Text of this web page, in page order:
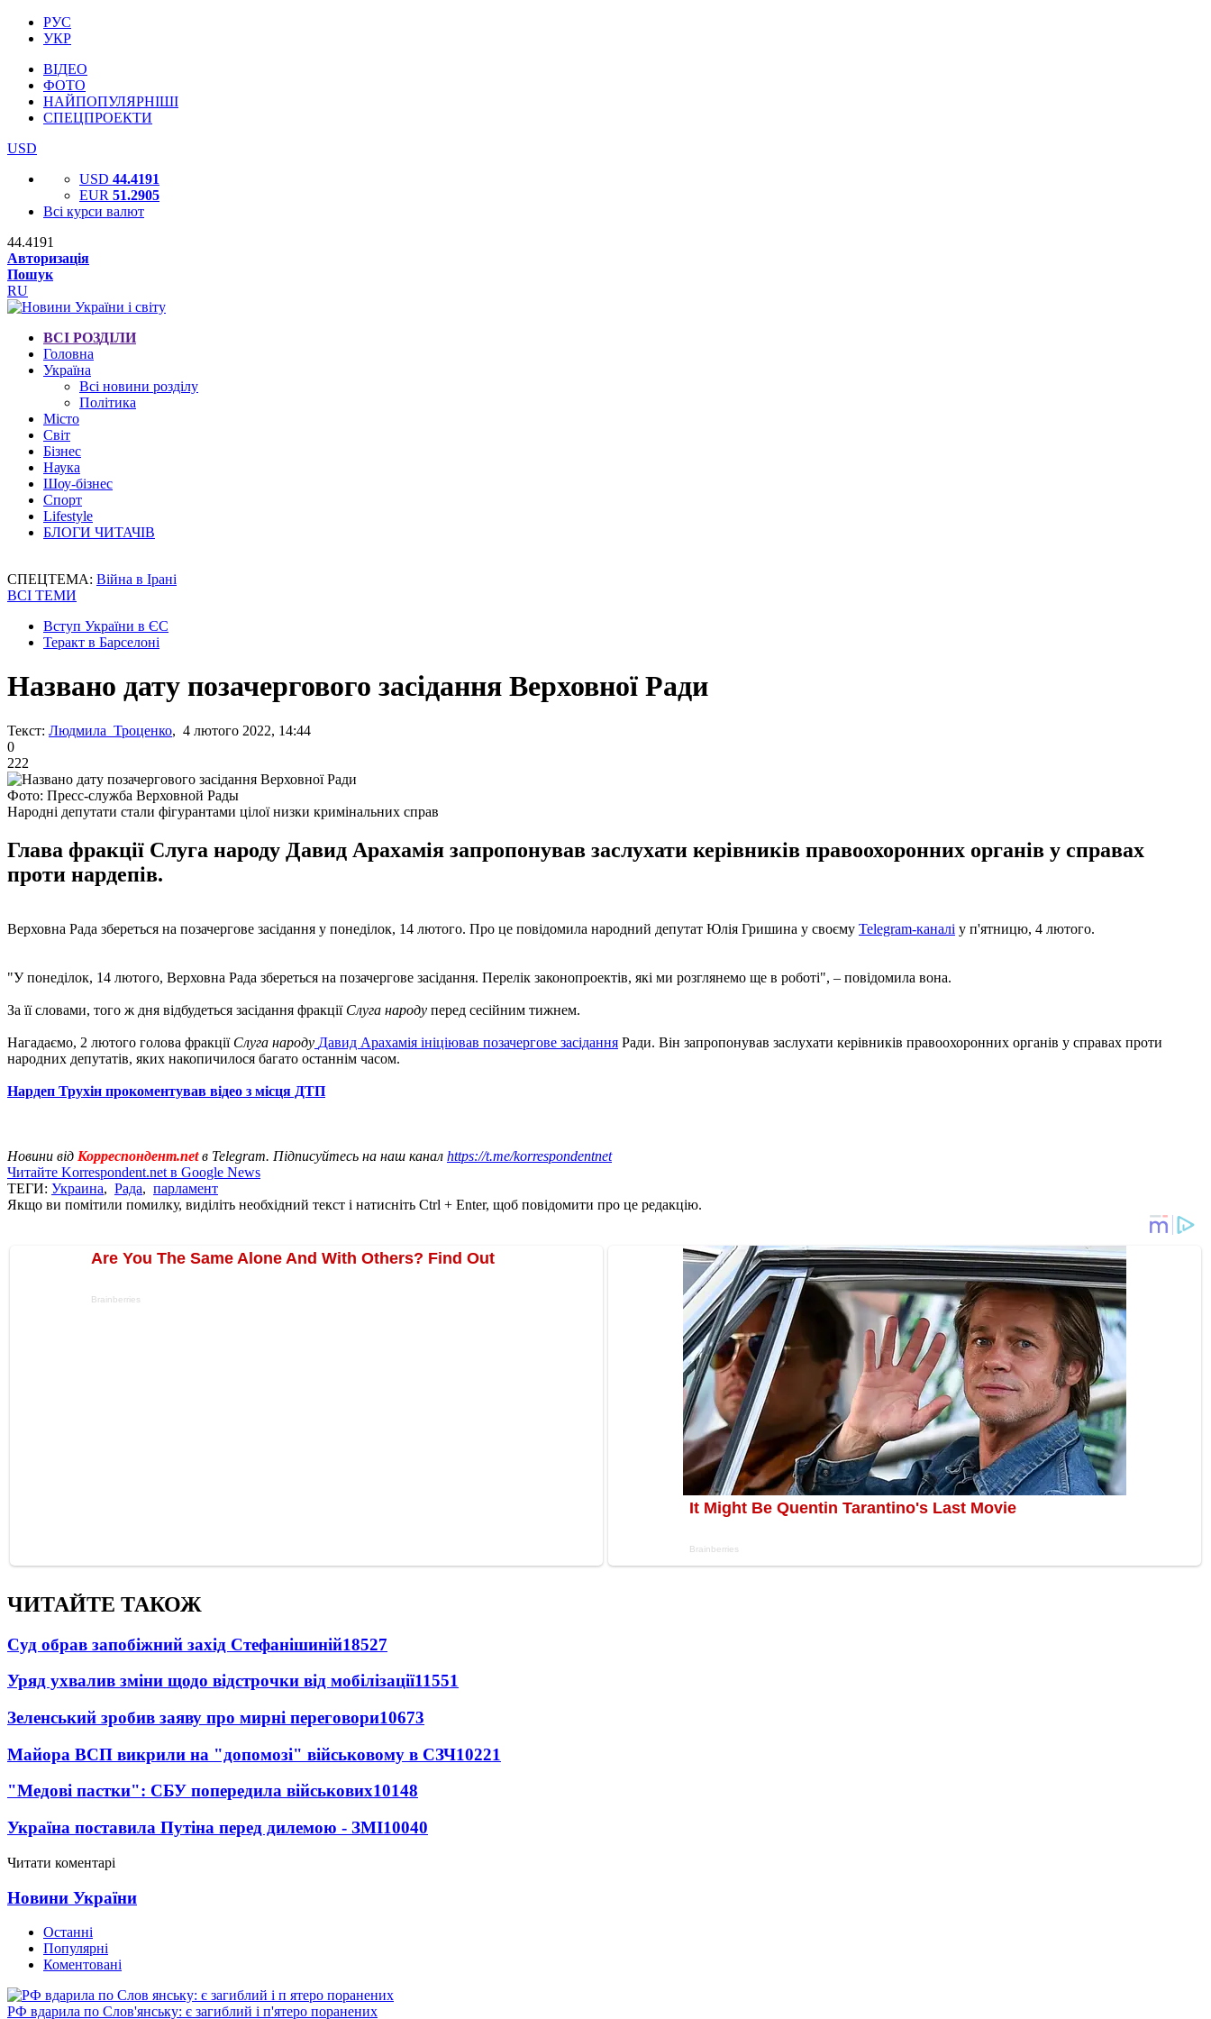
РУС
УКР
ВІДЕО
ФОТО
НАЙПОПУЛЯРНІШІ
СПЕЦПРОЕКТИ
USD
USD 44.4191
EUR 51.2905
Всі курси валют
44.4191
Авторизація
Пошук
RU
ВСІ РОЗДІЛИ
Головна
Україна
Всі новини розділу
Політика
Місто
Світ
Бізнес
Наука
Шоу-бізнес
Спорт
Lifestyle
БЛОГИ ЧИТАЧІВ
СПЕЦТЕМА: Війна в Ірані
ВСІ ТЕМИ
Вступ України в ЄС
Теракт в Барселоні
Названо дату позачергового засідання Верховної Ради
Текст: Людмила Троценко, 4 лютого 2022, 14:44
0
222
Фото: Пресс-служба Верховной Рады
Народні депутати стали фігурантами цілої низки кримінальних справ
Глава фракції Слуга народу Давид Арахамія запропонував заслухати керівників правоохоронних органів у справах
проти нардепів.
Верховна Рада збереться на позачергове засідання у понеділок, 14 лютого. Про це повідомила народний депутат Юлія Гришина у своєму Telegram-каналі у п'ятницю, 4 лютого.
"У понеділок, 14 лютого, Верховна Рада збереться на позачергове засідання. Перелік законопроектів, які ми розглянемо ще в роботі", – повідомила вона.
За її словами, того ж дня відбудеться засідання фракції Слуга народу перед сесійним тижнем.
Нагадаємо, 2 лютого голова фракції Слуга народу Давид Арахамія ініціював позачергове засідання Ради. Він запропонував заслухати керівників правоохоронних органів у справах проти
народних депутатів, яких накопичилося багато останнім часом.
Нардеп Трухін прокоментував відео з місця ДТП
Новини від Корреспондент.netв Telegram. Підписуйтесь на наш канал https://t.me/korrespondentnet
Читайте Korrespondent.net в Google News
ТЕГИ: Украина, Рада, парламент
Якщо ви помітили помилку, виділіть необхідний текст і натисніть Ctrl + Enter, щоб повідомити про це редакцію.
ЧИТАЙТЕ ТАКОЖ
Суд обрав запобіжний захід Стефанішиній18527
Уряд ухвалив зміни щодо відстрочки від мобілізації11551
Зеленський зробив заяву про мирні переговори10673
Майора ВСП викрили на "допомозі" військовому в СЗЧ10221
"Медові пастки": СБУ попередила військових10148
Україна поставила Путіна перед дилемою - ЗМІ10040
Читати коментарі
Новини України
Останні
Популярні
Коментовані
РФ вдарила по Слов'янську: є загиблий і п'ятеро поранених